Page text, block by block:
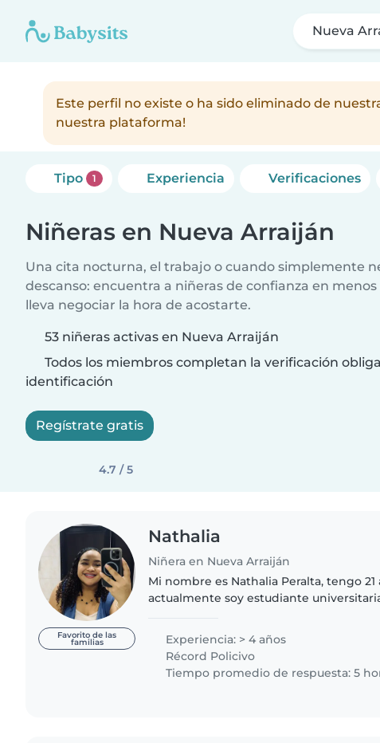
Nueva
Este perfil no existe o ha sido eliminado de
nuestra plataforma!
Tipo 1 Experiencia Verificaciones
Niñeras en Nueva Arraiján
Una cita nocturna, el trabajo o cuando simplemente
descanso: encuentra a niñeras de confianza en
lleva negociar la hora de acostarte.
53 niñeras activas en Nueva Arraiján
Todos los miembros completan la verificación
identificación
Regístrate gratis
4.7 / 5
Favorito de las
familias
Nathalia
Niñera en Nueva Arraiján
Mi nombre es Nathalia Peralta, tengo 21
actualmente soy estudiante
profundamente acompañarlos..
Experiencia: > 4 años
Récord Policivo
Tiempo promedio de respuesta: 5